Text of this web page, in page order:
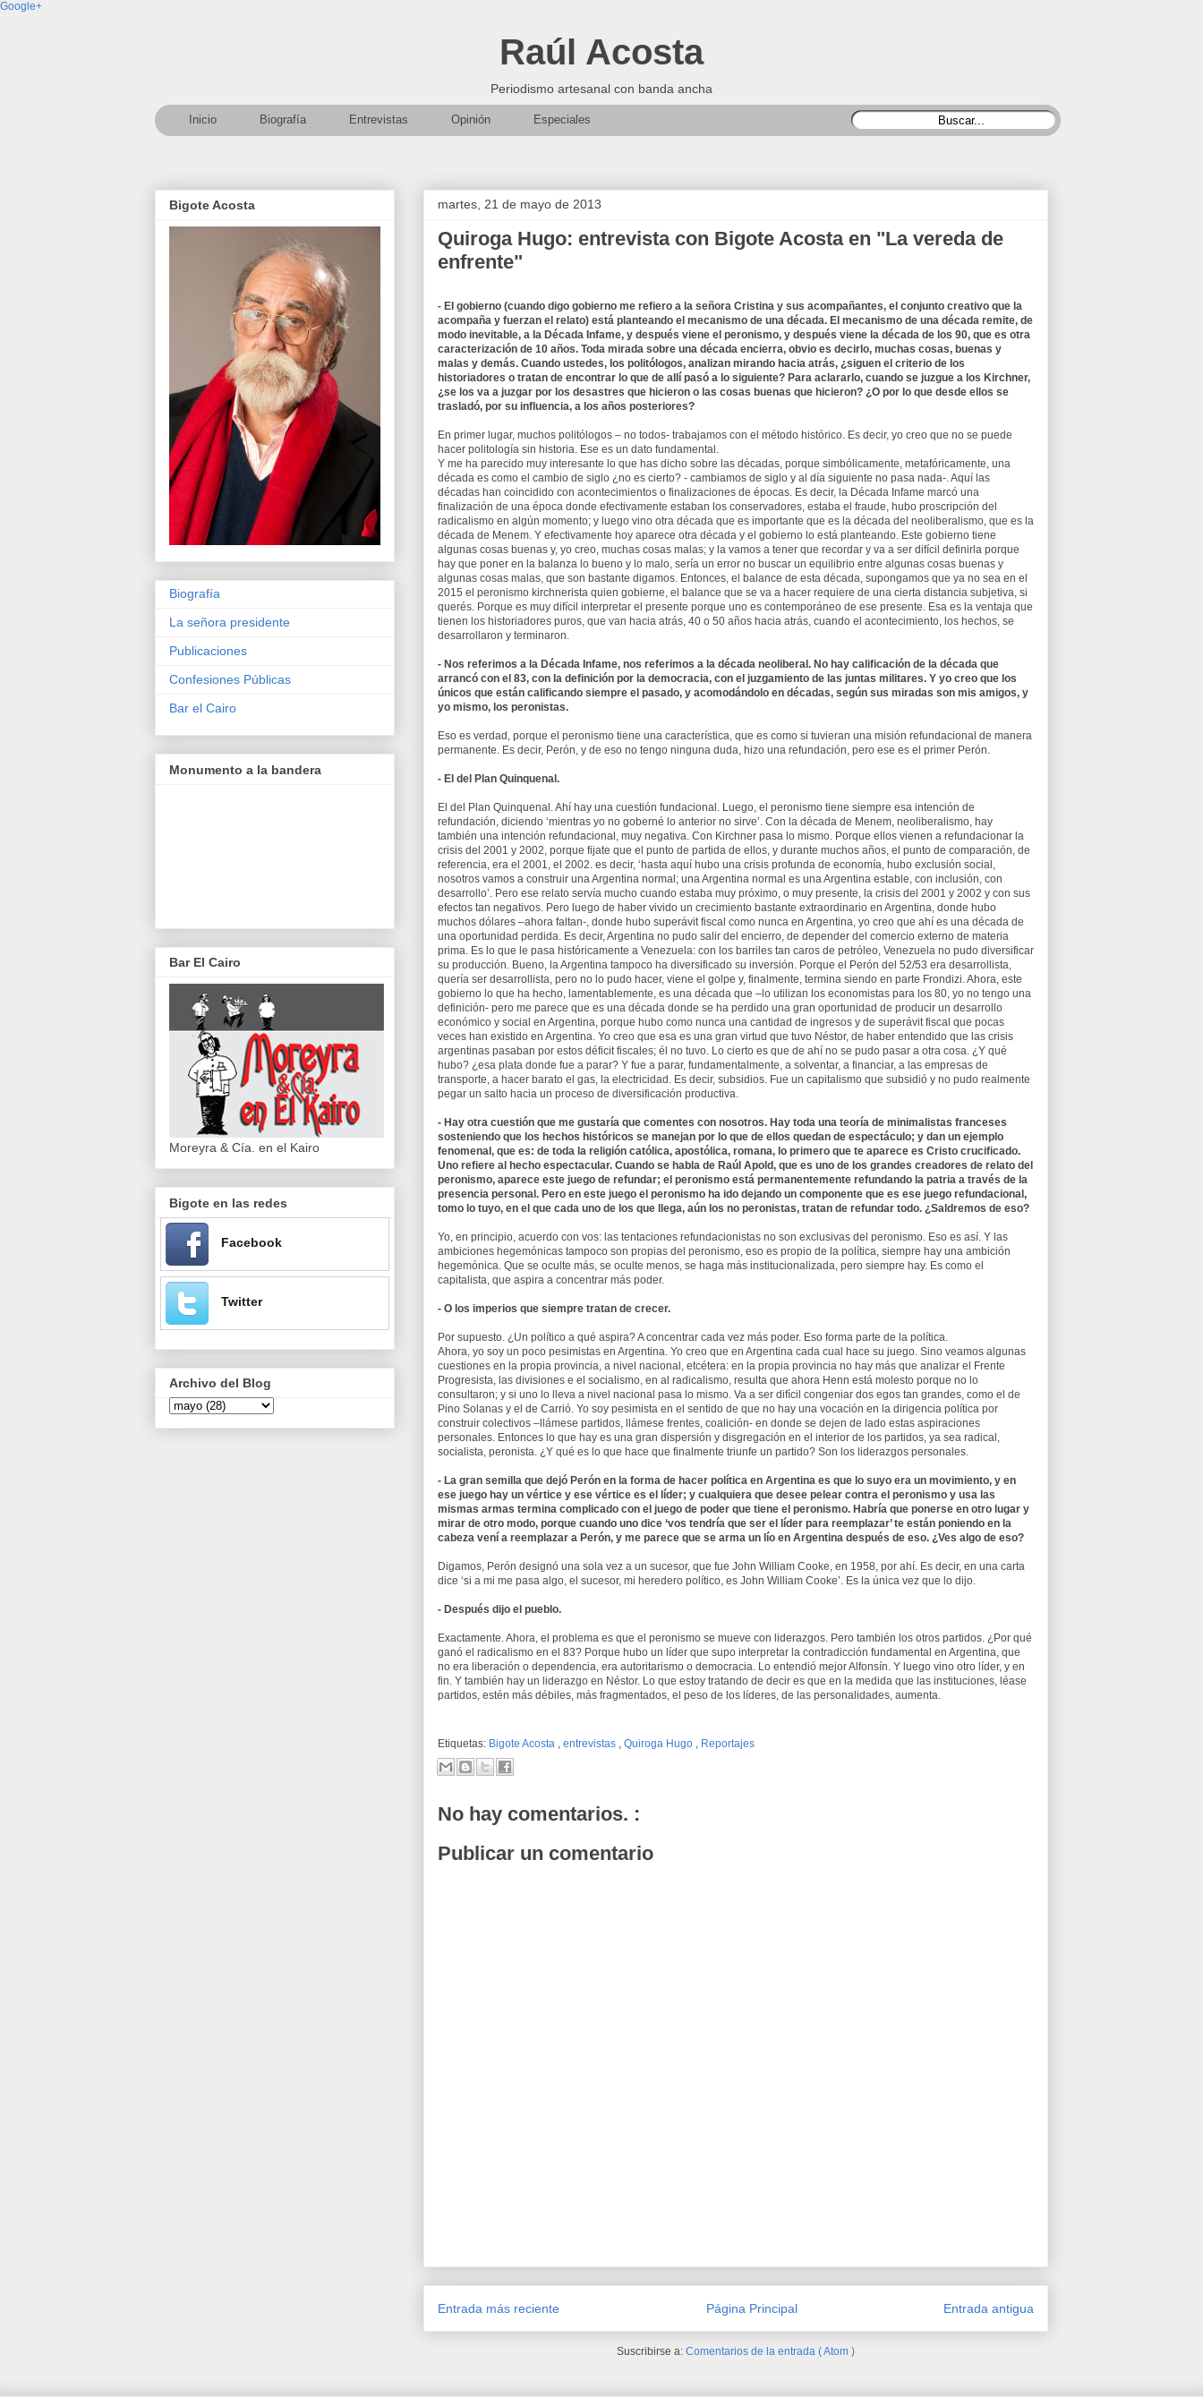
Google+
Raúl Acosta
Periodismo artesanal con banda ancha
Inicio Biografía Entrevistas Opinión Especiales
martes, 21 de mayo de 2013
Quiroga Hugo: entrevista con Bigote Acosta en "La vereda de
enfrente"
- El gobierno (cuando digo gobierno me refiero a la señora Cristina y sus acompañantes, el conjunto creativo que la
acompaña y fuerzan el relato) está planteando el mecanismo de una década. El mecanismo de una década remite, de
modo inevitable, a la Década Infame, y después viene el peronismo, y después viene la década de los 90, que es otra
caracterización de 10 años. Toda mirada sobre una década encierra, obvio es decirlo, muchas cosas, buenas y
malas y demás. Cuando ustedes, los politólogos, analizan mirando hacia atrás, ¿siguen el criterio de los
historiadores o tratan de encontrar lo que de allí pasó a lo siguiente? Para aclararlo, cuando se juzgue a los Kirchner,
¿se los va a juzgar por los desastres que hicieron o las cosas buenas que hicieron? ¿O por lo que desde ellos se
trasladó, por su influencia, a los años posteriores?
En primer lugar, muchos politólogos – no todos- trabajamos con el método histórico. Es decir, yo creo que no se puede
hacer politología sin historia. Ese es un dato fundamental.
Y me ha parecido muy interesante lo que has dicho sobre las décadas, porque simbólicamente, metafóricamente, una
década es como el cambio de siglo ¿no es cierto? - cambiamos de siglo y al día siguiente no pasa nada-. Aquí las
décadas han coincidido con acontecimientos o finalizaciones de épocas. Es decir, la Década Infame marcó una
finalización de una época donde efectivamente estaban los conservadores, estaba el fraude, hubo proscripción del
radicalismo en algún momento; y luego vino otra década que es importante que es la década del neoliberalismo, que es la
década de Menem. Y efectivamente hoy aparece otra década y el gobierno lo está planteando. Este gobierno tiene
algunas cosas buenas y, yo creo, muchas cosas malas; y la vamos a tener que recordar y va a ser difícil definirla porque
hay que poner en la balanza lo bueno y lo malo, sería un error no buscar un equilibrio entre algunas cosas buenas y
algunas cosas malas, que son bastante digamos. Entonces, el balance de esta década, supongamos que ya no sea en el
2015 el peronismo kirchnerista quien gobierne, el balance que se va a hacer requiere de una cierta distancia subjetiva, si
querés. Porque es muy difícil interpretar el presente porque uno es contemporáneo de ese presente. Esa es la ventaja que
tienen los historiadores puros, que van hacia atrás, 40 o 50 años hacia atrás, cuando el acontecimiento, los hechos, se
desarrollaron y terminaron.
- Nos referimos a la Década Infame, nos referimos a la década neoliberal. No hay calificación de la década que
arrancó con el 83, con la definición por la democracia, con el juzgamiento de las juntas militares. Y yo creo que los
únicos que están calificando siempre el pasado, y acomodándolo en décadas, según sus miradas son mis amigos, y
yo mismo, los peronistas.
Eso es verdad, porque el peronismo tiene una característica, que es como si tuvieran una misión refundacional de manera
permanente. Es decir, Perón, y de eso no tengo ninguna duda, hizo una refundación, pero ese es el primer Perón.
- El del Plan Quinquenal.
El del Plan Quinquenal. Ahí hay una cuestión fundacional. Luego, el peronismo tiene siempre esa intención de
refundación, diciendo ‘mientras yo no goberné lo anterior no sirve’. Con la década de Menem, neoliberalismo, hay
también una intención refundacional, muy negativa. Con Kirchner pasa lo mismo. Porque ellos vienen a refundacionar la
crisis del 2001 y 2002, porque fijate que el punto de partida de ellos, y durante muchos años, el punto de comparación, de
referencia, era el 2001, el 2002. es decir, ‘hasta aquí hubo una crisis profunda de economía, hubo exclusión social,
nosotros vamos a construir una Argentina normal; una Argentina normal es una Argentina estable, con inclusión, con
desarrollo’. Pero ese relato servía mucho cuando estaba muy próximo, o muy presente, la crisis del 2001 y 2002 y con sus
efectos tan negativos. Pero luego de haber vivido un crecimiento bastante extraordinario en Argentina, donde hubo
muchos dólares –ahora faltan-, donde hubo superávit fiscal como nunca en Argentina, yo creo que ahí es una década de
una oportunidad perdida. Es decir, Argentina no pudo salir del encierro, de depender del comercio externo de materia
prima. Es lo que le pasa históricamente a Venezuela: con los barriles tan caros de petróleo, Venezuela no pudo diversificar
su producción. Bueno, la Argentina tampoco ha diversificado su inversión. Porque el Perón del 52/53 era desarrollista,
quería ser desarrollista, pero no lo pudo hacer, viene el golpe y, finalmente, termina siendo en parte Frondizi. Ahora, este
gobierno lo que ha hecho, lamentablemente, es una década que –lo utilizan los economistas para los 80, yo no tengo una
definición- pero me parece que es una década donde se ha perdido una gran oportunidad de producir un desarrollo
económico y social en Argentina, porque hubo como nunca una cantidad de ingresos y de superávit fiscal que pocas
veces han existido en Argentina. Yo creo que esa es una gran virtud que tuvo Néstor, de haber entendido que las crisis
argentinas pasaban por estos déficit fiscales; él no tuvo. Lo cierto es que de ahí no se pudo pasar a otra cosa. ¿Y qué
hubo? ¿esa plata donde fue a parar? Y fue a parar, fundamentalmente, a solventar, a financiar, a las empresas de
transporte, a hacer barato el gas, la electricidad. Es decir, subsidios. Fue un capitalismo que subsidió y no pudo realmente
pegar un salto hacia un proceso de diversificación productiva.
- Hay otra cuestión que me gustaría que comentes con nosotros. Hay toda una teoría de minimalistas franceses
sosteniendo que los hechos históricos se manejan por lo que de ellos quedan de espectáculo; y dan un ejemplo
fenomenal, que es: de toda la religión católica, apostólica, romana, lo primero que te aparece es Cristo crucificado.
Uno refiere al hecho espectacular. Cuando se habla de Raúl Apold, que es uno de los grandes creadores de relato del
peronismo, aparece este juego de refundar; el peronismo está permanentemente refundando la patria a través de la
presencia personal. Pero en este juego el peronismo ha ido dejando un componente que es ese juego refundacional,
tomo lo tuyo, en el que cada uno de los que llega, aún los no peronistas, tratan de refundar todo. ¿Saldremos de eso?
Yo, en principio, acuerdo con vos: las tentaciones refundacionistas no son exclusivas del peronismo. Eso es así. Y las
ambiciones hegemónicas tampoco son propias del peronismo, eso es propio de la política, siempre hay una ambición
hegemónica. Que se oculte más, se oculte menos, se haga más institucionalizada, pero siempre hay. Es como el
capitalista, que aspira a concentrar más poder.
- O los imperios que siempre tratan de crecer.
Por supuesto. ¿Un político a qué aspira? A concentrar cada vez más poder. Eso forma parte de la política.
Ahora, yo soy un poco pesimistas en Argentina. Yo creo que en Argentina cada cual hace su juego. Sino veamos algunas
cuestiones en la propia provincia, a nivel nacional, etcétera: en la propia provincia no hay más que analizar el Frente
Progresista, las divisiones e el socialismo, en al radicalismo, resulta que ahora Henn está molesto porque no lo
consultaron; y si uno lo lleva a nivel nacional pasa lo mismo. Va a ser difícil congeniar dos egos tan grandes, como el de
Pino Solanas y el de Carrió. Yo soy pesimista en el sentido de que no hay una vocación en la dirigencia política por
construir colectivos –llámese partidos, llámese frentes, coalición- en donde se dejen de lado estas aspiraciones
personales. Entonces lo que hay es una gran dispersión y disgregación en el interior de los partidos, ya sea radical,
socialista, peronista. ¿Y qué es lo que hace que finalmente triunfe un partido? Son los liderazgos personales.
- La gran semilla que dejó Perón en la forma de hacer política en Argentina es que lo suyo era un movimiento, y en
ese juego hay un vértice y ese vértice es el líder; y cualquiera que desee pelear contra el peronismo y usa las
mismas armas termina complicado con el juego de poder que tiene el peronismo. Habría que ponerse en otro lugar y
mirar de otro modo, porque cuando uno dice ‘vos tendría que ser el líder para reemplazar’ te están poniendo en la
cabeza vení a reemplazar a Perón, y me parece que se arma un lío en Argentina después de eso. ¿Ves algo de eso?
Digamos, Perón designó una sola vez a un sucesor, que fue John William Cooke, en 1958, por ahí. Es decir, en una carta
dice ‘si a mi me pasa algo, el sucesor, mi heredero político, es John William Cooke’. Es la única vez que lo dijo.
- Después dijo el pueblo.
Exactamente. Ahora, el problema es que el peronismo se mueve con liderazgos. Pero también los otros partidos. ¿Por qué
ganó el radicalismo en el 83? Porque hubo un líder que supo interpretar la contradicción fundamental en Argentina, que
no era liberación o dependencia, era autoritarismo o democracia. Lo entendió mejor Alfonsín. Y luego vino otro líder, y en
fin. Y también hay un liderazgo en Néstor. Lo que estoy tratando de decir es que en la medida que las instituciones, léase
partidos, estén más débiles, más fragmentados, el peso de los líderes, de las personalidades, aumenta.
Etiquetas: Bigote Acosta , entrevistas , Quiroga Hugo , Reportajes
No hay comentarios. :
Publicar un comentario
Entrada más reciente Entrada antigua
Página Principal
Suscribirse a: Comentarios de la entrada ( Atom )
Bigote Acosta
Biografía
La señora presidente
Publicaciones
Confesiones Públicas
Bar el Cairo
Monumento a la bandera
Bar El Cairo
Moreyra & Cía. en el Kairo
Bigote en las redes
Facebook
Twitter
Archivo del Blog